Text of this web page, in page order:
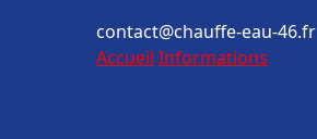
contact@chauffe-eau-46.fr
Accueil Informations